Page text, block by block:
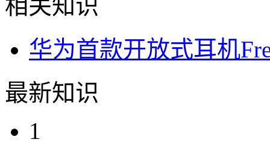
相关知识
华为首款开放式耳机
最新知识
1